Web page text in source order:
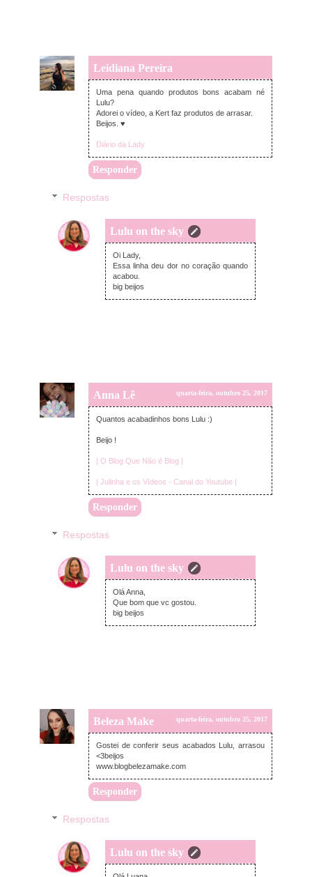
Leidiana Pereira
quarta-feira, outubro 25, 2017
Uma pena quando produtos bons acabam né
Lulu?
Adorei o vídeo, a Kert faz produtos de arrasar.
Beijos. ♥
Diário da Lady
Responder
Respostas
Lulu on the sky
quinta-feira, outubro 26, 2017
Oi Lady,
Essa linha deu dor no coração quando
acabou.
big beijos
Anna Lê quarta-feira, outubro 25, 2017
Quantos acabadinhos bons Lulu :)
Beijo !
| O Blog Que Não é Blog |
| Julinha e os Vídeos - Canal do Youtube |
Responder
Respostas
Lulu on the sky
quinta-feira, outubro 26, 2017
Olá Anna,
Que bom que vc gostou.
big beijos
Beleza Make quarta-feira, outubro 25, 2017
Gostei de conferir seus acabados Lulu, arrasou
<3beijos
www.blogbelezamake.com
Responder
Respostas
Lulu on the sky
quinta-feira, outubro 26, 2017